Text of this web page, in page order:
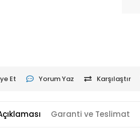
Et Yorum Yaz Karşılaştır
Garanti ve Teslimat